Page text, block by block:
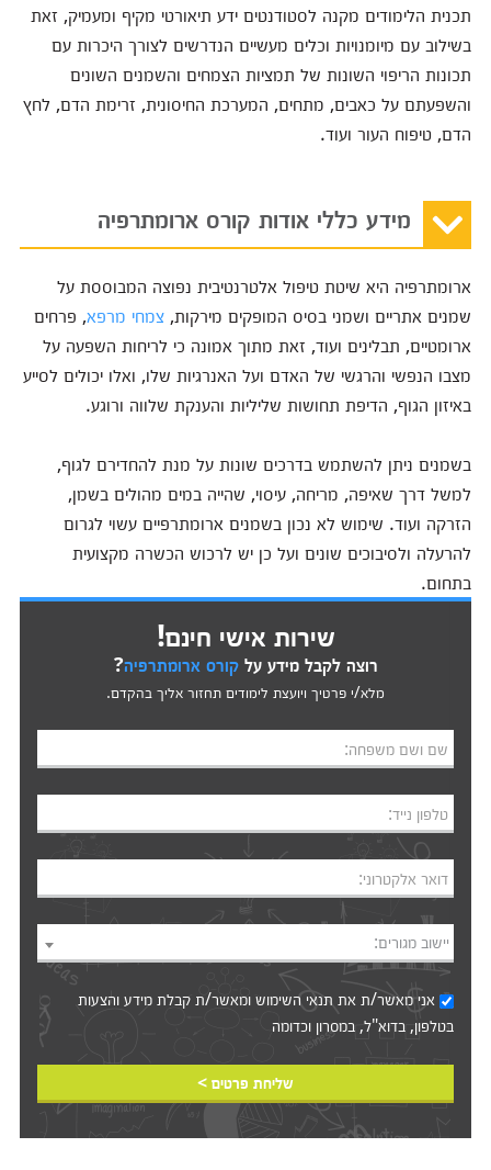
תכנית הלימודים מקנה לסטודנטים ידע תיאורטי מקיף ומעמיק, זאת
בשילוב עם מיומנויות וכלים מעשיים הנדרשים לצורך היכרות עם
תכונות הריפוי השונות של תמציות הצמחים והשמנים השונים
והשפעתם על כאבים, מתחים, המערכת החיסונית, זרימת הדם, לחץ
הדם, טיפוח העור ועוד.
מידע כללי אודות קורס ארומתרפיה
ארומתרפיה היא שיטת טיפול אלטרנטיבית נפוצה המבוססת על
שמנים אתריים ושמני בסיס המופקים מירקות, צמחי מרפא, פרחים
ארומטיים, תבלינים ועוד, זאת מתוך אמונה כי לריחות השפעה על
מצבו הנפשי והרגשי של האדם ועל האנרגיות שלו, ואלו יכולים לסייע
באיזון הגוף, הדיפת תחושות שליליות והענקת שלווה ורוגע.
בשמנים ניתן להשתמש בדרכים שונות על מנת להחדירם לגוף,
למשל דרך שאיפה, מריחה, עיסוי, שהייה במים מהולים בשמן,
הזרקה ועוד. שימוש לא נכון בשמנים ארומתרפיים עשוי לגרום
להרעלה ולסיבוכים שונים ועל כן יש לרכוש הכשרה מקצועית
בתחום.
שירות אישי חינם!
רוצה לקבל מידע עלקורס ארומתרפיה?
מלא/י פרטיך ויועצת לימודים תחזור אליך בהקדם.
שם ושם משפחה:
טלפון נייד:
דואר אלקטרוני:
יישוב מגורים:
אני מאשר/ת אתתנאי השימושומאשר/ת קבלת מידע והצעות
בטלפון, בדוא"ל, במסרון וכדומה‎‎
שליחת פרטים >